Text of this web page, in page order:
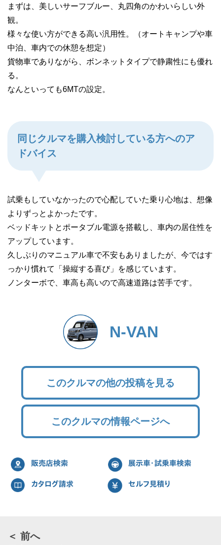
まずは、美しいサーフブルー、丸四角のかわいらしい外
観。
様々な使い方ができる高い汎用性。（オートキャンプや車
中泊、車内での休憩を想定）
貨物車でありながら、ボンネットタイプで静粛性にも優れ
る。
なんといっても6MTの設定。
同じクルマを購入検討している方へのア
ドバイス
試乗もしていなかったので心配していた乗り心地は、想像
よりずっとよかったです。
ベッドキットとポータブル電源を搭載し、車内の居住性を
アップしています。
久しぶりのマニュアル車で不安もありましたが、今ではす
っかり慣れて「操縦する喜び」を感じています。
ノンターボで、車高も高いので高速道路は苦手です。
N-VAN
このクルマの他の投稿を見る
このクルマの情報ページへ
販売店検索 展示車・試乗車検索
カタログ請求 セルフ見積り
＜ 前へ